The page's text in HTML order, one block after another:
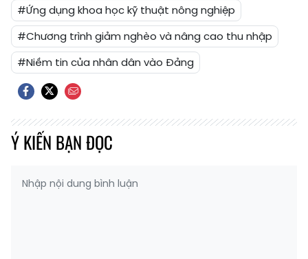
#Ứng dụng khoa học kỹ thuật nông nghiệp
#Chương trình giảm nghèo và nâng cao thu nhập
#Niềm tin của nhân dân vào Đảng
Ý KIẾN BẠN ĐỌC